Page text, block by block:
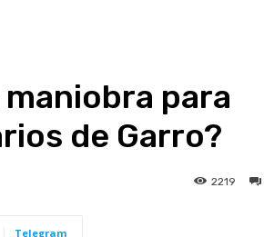
para
de Garro?
2219
Telegram